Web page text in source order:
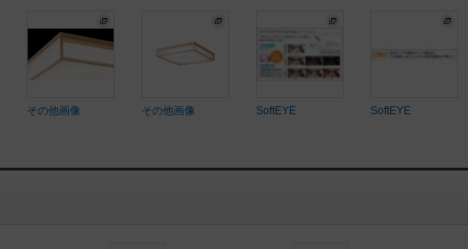
その他画像 その他画像 SoftEYE SoftEYE